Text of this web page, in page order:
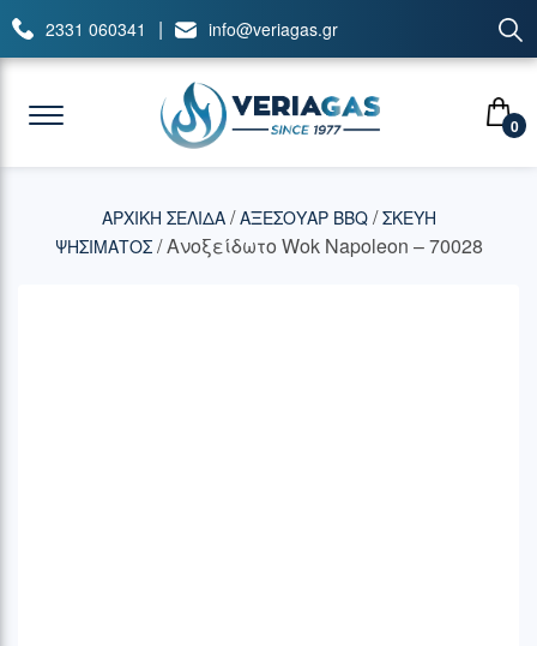
2331 060341 | info@veriagas.gr
0
ΑΡΧΙΚΉ ΣΕΛΊΔΑ/ΑΞΕΣΟΥΑΡ BBQ/ΣΚΕΥΗ
ΨΗΣΙΜΑΤΟΣ/ Ανοξείδωτο Wok Napoleon – 70028